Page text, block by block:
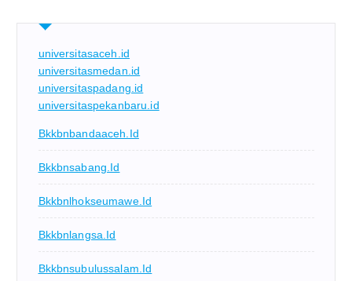
universitasaceh.id
universitasmedan.id
universitaspadang.id
universitaspekanbaru.id
Bkkbnbandaaceh.id
Bkkbnsabang.id
Bkkbnlhokseumawe.id
Bkkbnlangsa.id
Bkkbnsubulussalam.id